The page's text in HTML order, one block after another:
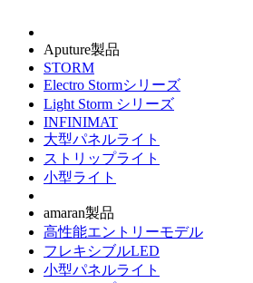
Aputure製品
STORM
Electro Stormシリーズ
Light Storm シリーズ
INFINIMAT
大型パネルライト
ストリップライト
小型ライト
amaran製品
高性能エントリーモデル
フレキシブルLED
小型パネルライト